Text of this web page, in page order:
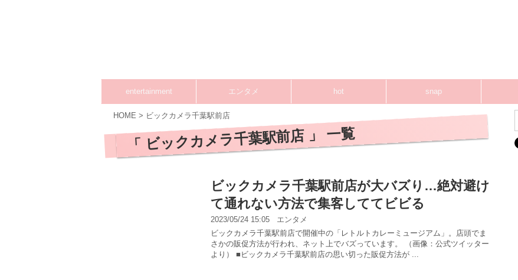
entertainment エンタメ hot snap
HOME > ビックカメラ千葉駅前店
「 ビックカメラ千葉駅前店 」 一覧
ビックカメラ千葉駅前店が大バズり…絶対避け
て通れない方法で集客しててビビる
2023/05/24 15:05
エンタメ
ビックカメラ千葉駅前店で開催中の「レトルトカレーミュージアム」。店頭でま
さかの販促方法が行われ、ネット上でバズっています。 （画像：公式ツイッター
より） ■ビックカメラ千葉駅前店の思い切った販促方法が ...